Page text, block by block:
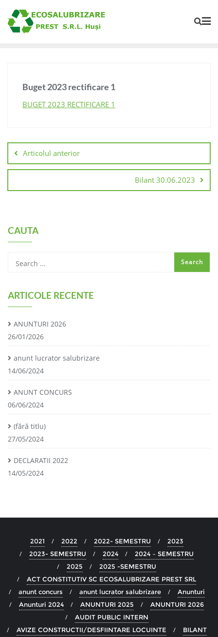
Buget 2023 rectificare 1
BUGET 2023 RECTIFICARE 1
Articolul anterior
Bilant 30.06.2023
CAUTA
ARTICOLE RECENTE
ANUNTURI 2026
26/01/2026
anunt lucrator salubrizare
14/06/2024
ANUNT CONCURS
06/06/2024
(fără titlu)
27/05/2024
DECLARATII 2022
14/05/2024
2021 2022 2022- SEMESTRU
2023
2023- SEMESTRU
2024
2024 – SEMESTRU
2025
2025 -SEMESTRU
ACT CONSTITUTIV SC ECOSALUBRIZARE PREST SRL
anunt concurs
anunt lucrator salubrizare
Anunturi
Anunturi 2024
ANUNTURI 2025
ANUNTURI 2026
AUDIT PUBLIC INTERN
AVIZE CONSTRUCTII/DESFIINTARE LOCUINTE
BILANT